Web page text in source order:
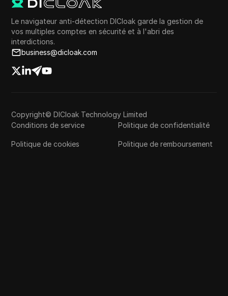
Le navigateur anti-détection DICloak garde la gestion de
vos multiples comptes en sécurité et à l'abri des
interdictions.
business@dicloak.com
Copyright© DICloak Technology Limited
Conditions de service
Politique de confidentialité
Politique de cookies Politique de remboursement